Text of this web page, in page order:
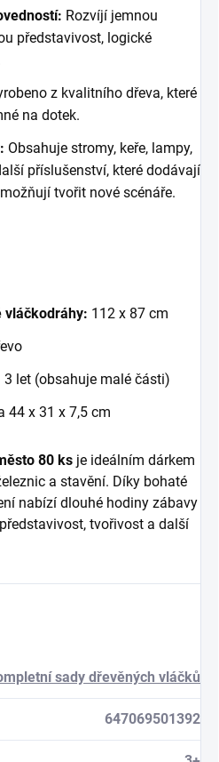
Rozvíjí jemnou
představivost, logické
z kvalitního dřeva, které
na dotek.
Obsahuje stromy, keře, lampy,
příslušenství, které dodávají
tvořit nové scénáře.
vláčkodráhy: 112 x 87 cm
3 let (obsahuje malé části)
44 x 31 x 7,5 cm
80 ks je ideálním dárkem
a stavění. Díky bohaté
nabízí dlouhé hodiny zábavy
tvořivost a další
sady dřevěných vláčků
647069501392